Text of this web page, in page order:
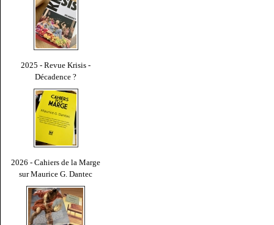
2025 - Revue Krisis -
Décadence ?
2026 - Cahiers de la Marge
sur Maurice G. Dantec